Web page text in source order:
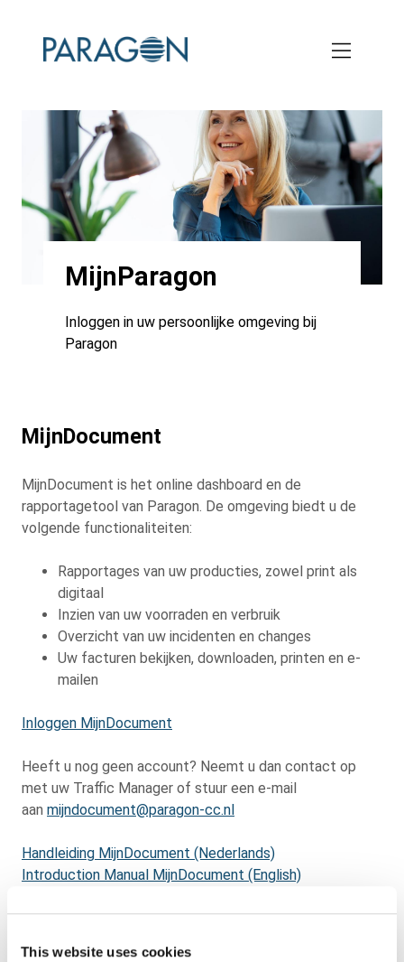
This website uses cookies
MijnParagon
Inloggen in uw persoonlijke omgeving bij
Paragon
MijnDocument
MijnDocument is het online dashboard en de
rapportagetool van Paragon. De omgeving biedt u de
volgende functionaliteiten:
Rapportages van uw producties, zowel print als
digitaal
Inzien van uw voorraden en verbruik
Overzicht van uw incidenten en changes
Uw facturen bekijken, downloaden, printen en e-
mailen
Inloggen MijnDocument
Heeft u nog geen account? Neemt u dan contact op
met uw Traffic Manager of stuur een e-mail
aan mijndocument@paragon-cc.nl
Handleiding MijnDocument (Nederlands)
Introduction Manual MijnDocument (English)